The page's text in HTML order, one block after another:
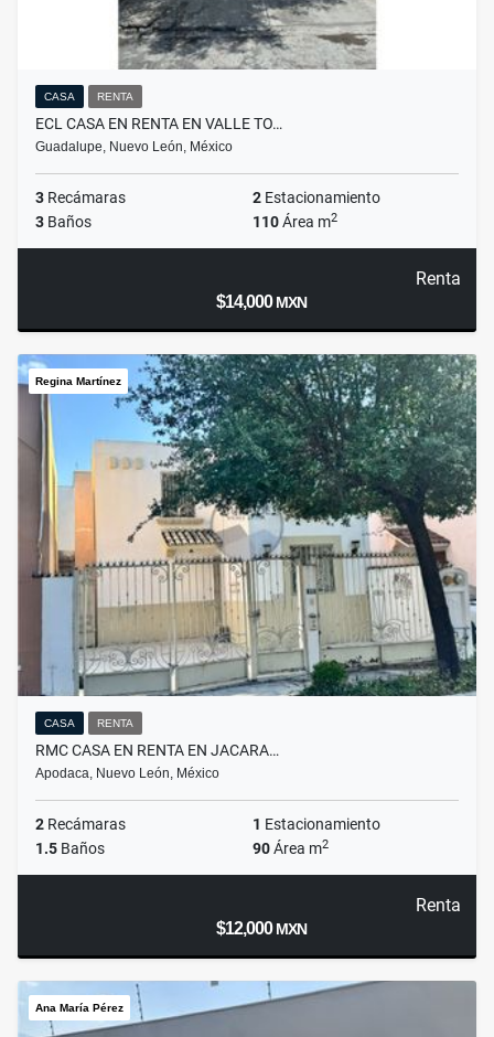
CASA RENTA
ECL CASA EN RENTA EN VALLE TO…
Guadalupe, Nuevo León, México
3 Recámaras 2 Estacionamiento
3 Baños 110Área m2
Renta
$14,000MXN
Regina Martínez
CASA RENTA
RMC CASA EN RENTA EN JACARA…
Apodaca, Nuevo León, México
2 Recámaras 1 Estacionamiento
1.5 Baños 90Área m2
Renta
$12,000MXN
Ana María Pérez